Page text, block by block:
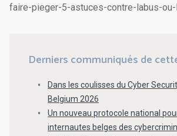
faire-pieger-5-astuces-contre-labus-
Derniers communiqués de
Dans les coulisses du Cyber
Belgium 2026
Un nouveau protocole national
internautes belges des